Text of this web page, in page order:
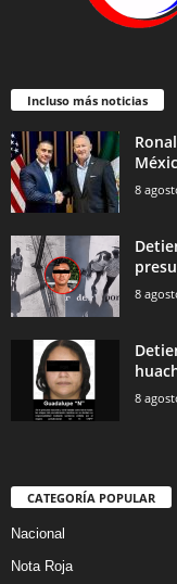
Incluso más noticias
8
8
8
CATEGORÍA POPULAR
Nacional
Nota Roja